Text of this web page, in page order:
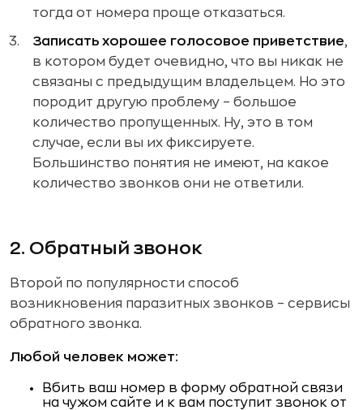
тогда от номера проще отказаться.
Записать хорошее голосовое приветствие,
в котором будет очевидно, что вы никак не
связаны с предыдущим владельцем. Но это
породит другую проблему – большое
количество пропущенных. Ну, это в том
случае, если вы их фиксируете.
Большинство понятия не имеют, на какое
количество звонков они не ответили.
2. Обратный звонок
Второй по популярности способ
возникновения паразитных звонков – сервисы
обратного звонка.
Любой человек может:
Вбить ваш номер в форму обратной связи
на чужом сайте и к вам поступит звонок от